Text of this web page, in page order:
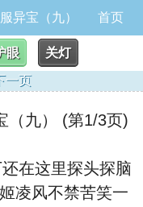
异宝（九） 首页
眼
关灯
一页
九） (第1/3页)
在这里探头探脑
凌风不禁苦笑一